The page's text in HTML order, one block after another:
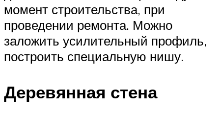
момент строительства, при
проведении ремонта. Можно
заложить усилительный профиль,
построить специальную нишу.
Деревянная стена